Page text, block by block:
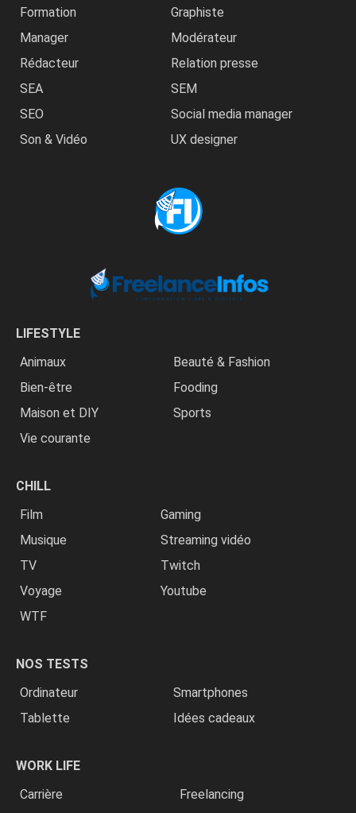
Formation
Graphiste
Manager
Modérateur
Rédacteur
Relation presse
SEA
SEM
SEO
Social media manager
Son & Vidéo
UX designer
LIFESTYLE
Animaux
Beauté & Fashion
Bien-être
Fooding
Maison et DIY
Sports
Vie courante
CHILL
Film
Gaming
Musique
Streaming vidéo
TV
Twitch
Voyage
Youtube
WTF
NOS TESTS
Ordinateur
Smartphones
Tablette
Idées cadeaux
WORK LIFE
Carrière
Freelancing